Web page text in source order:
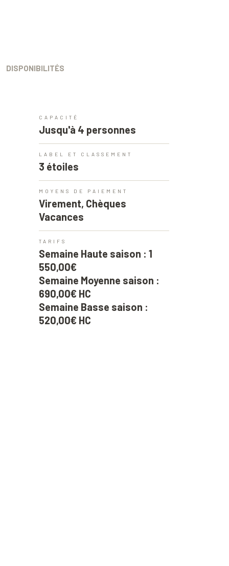
DISPONIBILITÉS
CAPACITÉ
Jusqu'à 4 personnes
LABEL ET CLASSEMENT
3 étoiles
MOYENS DE PAIEMENT
Virement, Chèques
Vacances
TARIFS
Semaine Haute saison : 1
550,00€
Semaine Moyenne saison :
690,00€ HC
Semaine Basse saison :
520,00€ HC